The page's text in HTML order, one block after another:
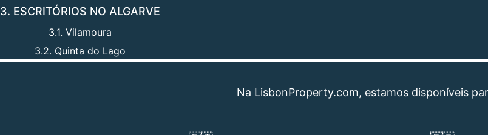
3. ESCRITÓRIOS NO ALGARVE
3.1. Vilamoura
3.2. Quinta do Lago
Na LisbonProperty.com, estamos disponíveis para